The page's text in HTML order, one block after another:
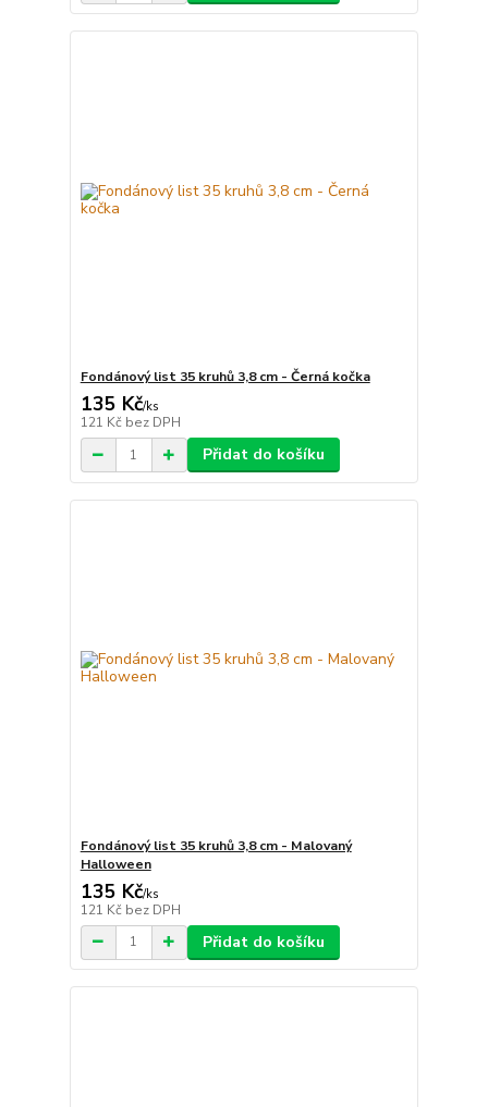
Fondánový list 35 kruhů 3,8 cm - Černá kočka
135 Kč/ks
121 Kč bez DPH
Přidat do košíku
Fondánový list 35 kruhů 3,8 cm - Malovaný
Halloween
135 Kč/ks
121 Kč bez DPH
Přidat do košíku